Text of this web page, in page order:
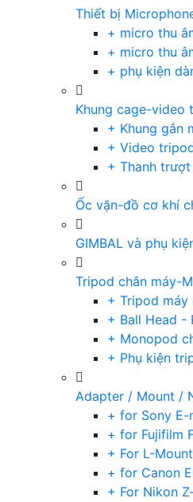
Thiết bị
+ micro thu
+ micro thu
+ phụ kiện
Khung cage-video
+ Khung gắn
+ Video
+ Thanh
Ốc vặn-đồ cơ khí
GIMBAL và phụ
Tripod chân máy-
+ Tripod máy
+ Ball Head -
+ Monopod
+ Phụ kiện
Adapter / Mount /
+ for Sony E-
+ for Fujifilm
+ For L-
+ for Canon
+ For Nikon